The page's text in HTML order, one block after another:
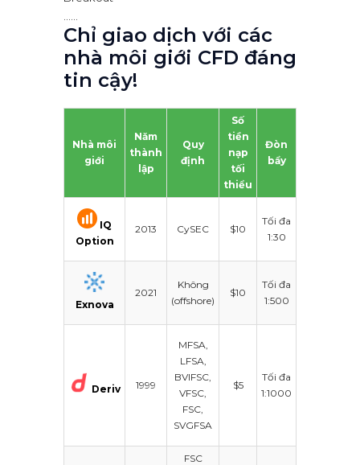
Chỉ giao dịch với các
nhà môi giới CFD đáng
tin cậy!
Nhà môi
giới
Năm
thành
lập
Quy
định
Số
tiền
nạp
tối
thiểu
Đòn
bẩy
IQ
Option
2013 CySEC $10
Tối đa
1:30
Exnova
2021
Không
(offshore)
$10
Tối đa
1:500
Deriv 1999
MFSA,
LFSA,
BVIFSC,
VFSC,
FSC,
SVGFSA
$5
Tối đa
1:1000
FSC